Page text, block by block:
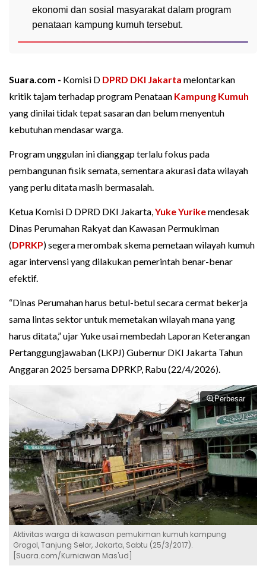
ekonomi dan sosial masyarakat dalam program
penataan kampung kumuh tersebut.
Suara.com - Komisi D DPRD DKI Jakarta melontarkan
kritik tajam terhadap program Penataan Kampung Kumuh
yang dinilai tidak tepat sasaran dan belum menyentuh
kebutuhan mendasar warga.
Program unggulan ini dianggap terlalu fokus pada
pembangunan fisik semata, sementara akurasi data wilayah
yang perlu ditata masih bermasalah.
Ketua Komisi D DPRD DKI Jakarta,Yuke Yurikemendesak
Dinas Perumahan Rakyat dan Kawasan Permukiman
(DPRKP) segera merombak skema pemetaan wilayah kumuh
agar intervensi yang dilakukan pemerintah benar-benar
efektif.
“Dinas Perumahan harus betul-betul secara cermat bekerja
sama lintas sektor untuk memetakan wilayah mana yang
harus ditata,” ujar Yuke usai membedah Laporan Keterangan
Pertanggungjawaban (LKPJ) Gubernur DKI Jakarta Tahun
Anggaran 2025 bersama DPRKP, Rabu (22/4/2026).
Perbesar
Aktivitas warga di kawasan pemukiman kumuh kampung
Grogol, Tanjung Selor, Jakarta, Sabtu (25/3/2017).
[Suara.com/Kurniawan Mas'ud]